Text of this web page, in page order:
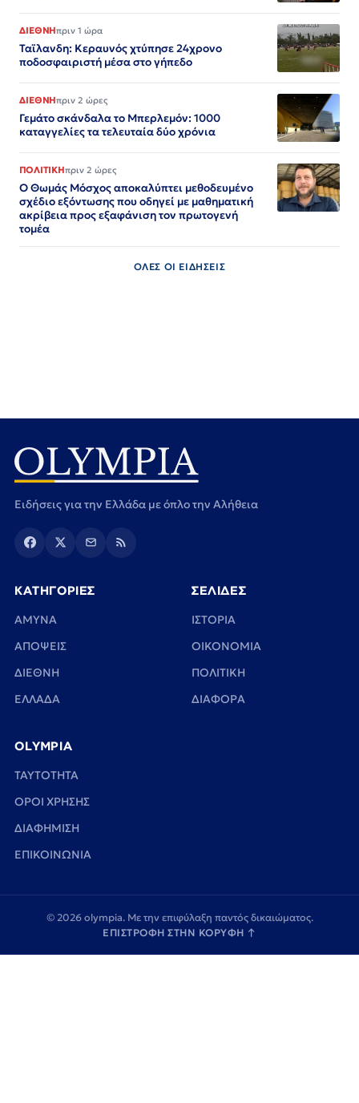
ΔΙΕΘΝΗπριν 1 ώρα
Ταϊλανδη: Κεραυνός χτύπησε 24χρονο
ποδοσφαιριστή μέσα στο γήπεδο
ΔΙΕΘΝΗπριν 2 ώρες
Γεμάτο σκάνδαλα το Μπερλεμόν: 1000
καταγγελίες τα τελευταία δύο χρόνια
ΠΟΛΙΤΙΚΗπριν 2 ώρες
Ο Θωμάς Μόσχος αποκαλύπτει μεθοδευμένο
σχέδιο εξόντωσης που οδηγεί με μαθηματική
ακρίβεια προς εξαφάνιση τον πρωτογενή
τομέα
ΟΛΕΣ ΟΙ ΕΙΔΗΣΕΙΣ
Ειδήσεις για την Ελλάδα με όπλο την Αλήθεια
ΚΑΤΗΓΟΡΙΕΣ
ΑΜΥΝΑ
ΑΠΟΨΕΙΣ
ΔΙΕΘΝΗ
ΕΛΛΑΔΑ
ΣΕΛΙΔΕΣ
ΙΣΤΟΡΙΑ
ΟΙΚΟΝΟΜΙΑ
ΠΟΛΙΤΙΚΗ
ΔΙΑΦΟΡΑ
OLYMPIA
TAYTOTHTA
ΟΡΟΙ ΧΡΗΣΗΣ
ΔΙΑΦΗΜΙΣΗ
ΕΠΙΚΟΙΝΩΝΙΑ
© 2026 olympia. Με την επιφύλαξη παντός δικαιώματος.
ΕΠΙΣΤΡΟΦΗ ΣΤΗΝ ΚΟΡΥΦΗ ↑